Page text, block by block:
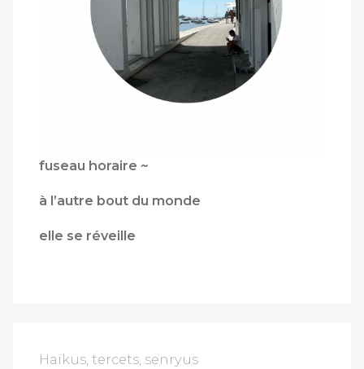
fuseau horaire ~
à l’autre bout du monde
elle se réveille
Haïkus, tercets, senryus